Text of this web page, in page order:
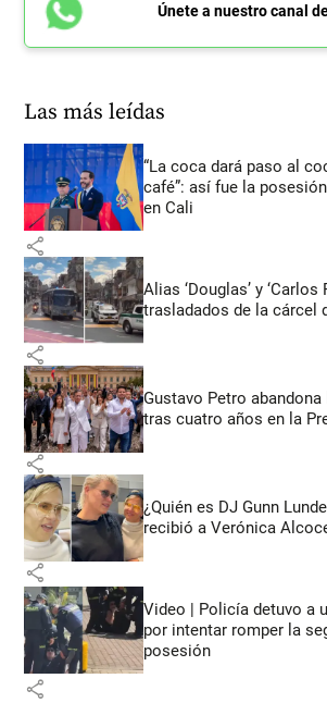
Únete a nuestro canal
Las más leídas
“La coca dará paso al
café”: así fue la
en Cali
share
Alias ‘Douglas’ y ‘Carlos
trasladados de la cárcel
share
Gustavo Petro
tras cuatro años en la
share
¿Quién es DJ Gunn
recibió a Verónica
share
Video | Policía detuvo a
por intentar romper la
posesión
share